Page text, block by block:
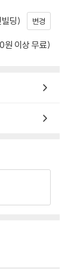
딩) 변경
이상 무료)